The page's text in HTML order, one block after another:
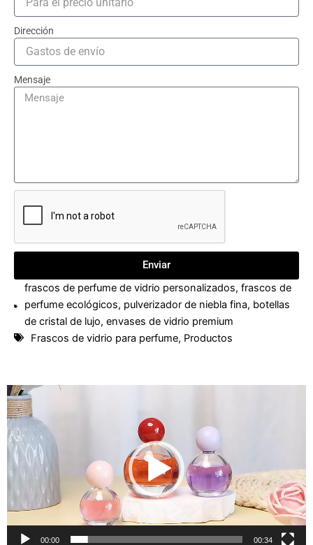
Dirección
Mensaje
Enviar
frascos de perfume de vidrio personalizados,frascos de
perfume ecológicos, pulverizador de niebla fina, botellas
de cristal de lujo,envases de vidrio premium
Frascos de vidrio para perfume, Productos
Reproductor
de
vídeo
00:00 00:34